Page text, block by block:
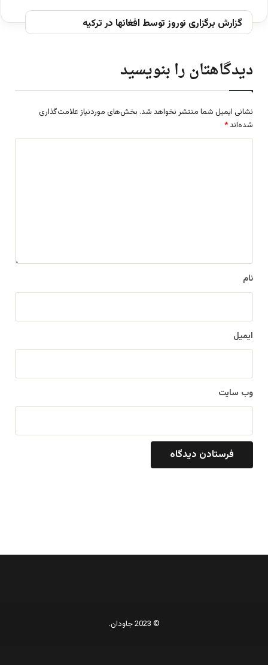
گزارش برگزاری نوروز توسط افغانها در ترکیه
دیدگاهتان را بنویسید
نشانی ایمیل شما منتشر نخواهد شد. بخش‌های موردنیاز علامت‌گذاری
شده‌اند *
نام
ایمیل
وب‌ سایت
© 2023 جاودان.